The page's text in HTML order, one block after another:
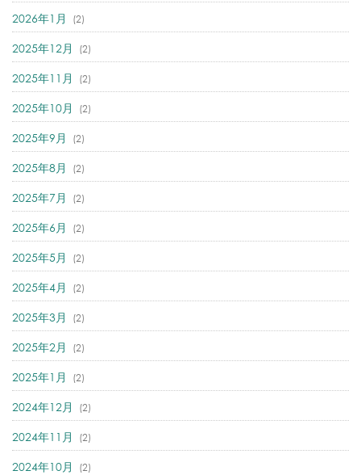
2026年1月 (2)
2025年12月 (2)
2025年11月 (2)
2025年10月 (2)
2025年9月 (2)
2025年8月 (2)
2025年7月 (2)
2025年6月 (2)
2025年5月 (2)
2025年4月 (2)
2025年3月 (2)
2025年2月 (2)
2025年1月 (2)
2024年12月 (2)
2024年11月 (2)
2024年10月 (2)